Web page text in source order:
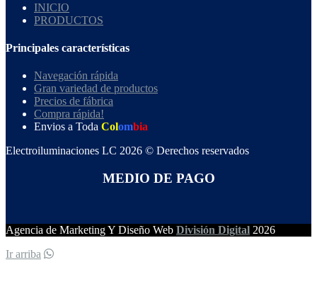
INICIO
PRODUCTOS
Principales características
Navegación rápida
Gran variedad de productos
Precios de fábrica
Compra rápida!
Envios a Toda Colombia
Electroiluminaciones LC 2026 © Derechos reservados
MEDIO DE PAGO
Agencia de Marketing Y Diseño Web División Digital 2026
Ir arriba